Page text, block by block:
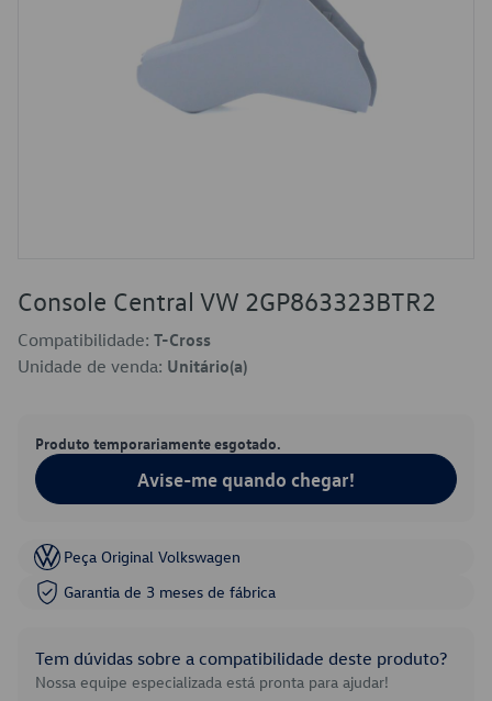
Console Central VW 2GP863323BTR2
Compatibilidade: T-Cross
Unidade de venda: Unitário(a)
Produto temporariamente esgotado.
Avise-me quando chegar!
Peça Original Volkswagen
Garantia de 3 meses de fábrica
Tem dúvidas sobre a compatibilidade deste produto?
Nossa equipe especializada está pronta para ajudar!